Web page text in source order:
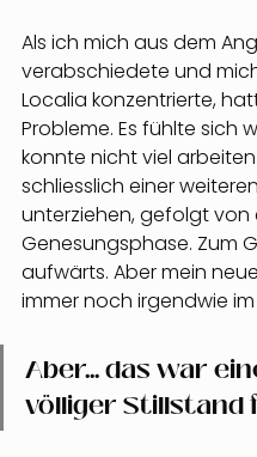
Als ich mich aus dem
verabschiedete und
Localia konzentrierte,
Probleme. Es fühlte sich
konnte nicht viel
schliesslich einer
unterziehen, gefolgt von
Genesungsphase. Zum
aufwärts. Aber mein
immer noch irgendwie
Aber... das war
völliger Stillstand